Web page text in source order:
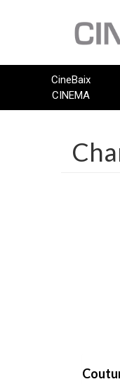
CineBaix
CINEMA